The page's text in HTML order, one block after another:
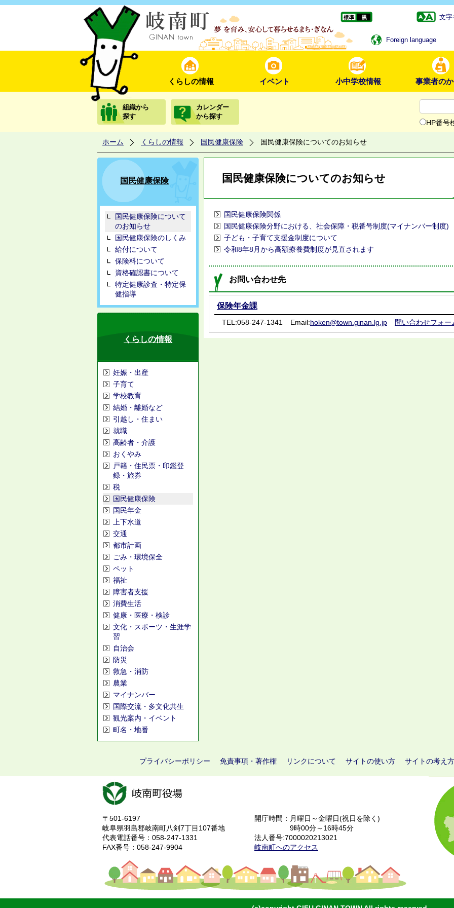
文字
Foreign language
くらしの情報 イベント 小中学校情報 事業者の
組織から
探す
カレンダー
から探す
HP番号
ホーム くらしの情報 国民健康保険 国民健康保険についてのお知らせ
国民健康保険
国民健康保険について
のお知らせ
国民健康保険のしくみ
給付について
保険料について
資格確認書について
特定健康診査・特定保
健指導
くらしの情報
妊娠・出産
子育て
学校教育
結婚・離婚など
引越し・住まい
就職
高齢者・介護
おくやみ
戸籍・住民票・印鑑登
録・旅券
税
国民健康保険
国民年金
上下水道
交通
都市計画
ごみ・環境保全
ペット
福祉
障害者支援
消費生活
健康・医療・検診
文化・スポーツ・生涯学
習
自治会
防災
救急・消防
農業
マイナンバー
国際交流・多文化共生
観光案内・イベント
町名・地番
国民健康保険についてのお知らせ
国民健康保険関係
国民健康保険分野における、社会保障・税番号制度(マイナンバー制度)
子ども・子育て支援金制度について
令和8年8月から高額療養費制度が見直されます
お問い合わせ先
保険年金課
TEL:058-247-1341 Email:hoken@town.ginan.lg.jp 問い合わせフォー
プライバシーポリシー 免責事項・著作権 リンクについて サイトの使い方 サイトの考え方
〒501-6197
岐阜県羽島郡岐南町八剣7丁目107番地
代表電話番号：058-247-1331
FAX番号：058-247-9904
開庁時間：月曜日～金曜日(祝日を除く)
9時00分～16時45分
法人番号:7000020213021
岐南町へのアクセス